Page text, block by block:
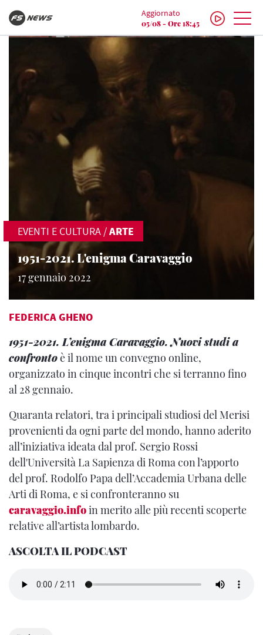
Aggiornato
05/08 - Ore 18:45
EVENTI E CULTURA /ARTE
1951-2021. L'enigma Caravaggio
17 gennaio 2022
FEDERICA GHENO
1951-2021. L’enigma Caravaggio. Nuovi studi a
confrontoè il nome un convegno online,
organizzato in cinque incontri che si terranno fino
al 28 gennaio.
Quaranta relatori, tra i principali studiosi del Merisi
provenienti da ogni parte del mondo, hanno aderito
all’iniziativa ideata dal prof. Sergio Rossi
dell'Università La Sapienza di Roma con l’apporto
del prof. Rodolfo Papa dell’Accademia Urbana delle
Arti di Roma, e si confronteranno su
caravaggio.infoin merito alle più recenti scoperte
relative all’artista lombardo.
ASCOLTA IL PODCAST